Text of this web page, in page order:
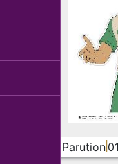
Parution